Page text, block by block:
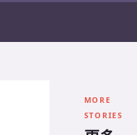
MORE
STORIES